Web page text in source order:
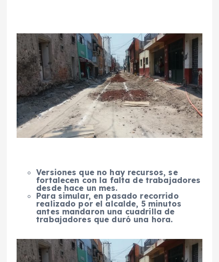
Versiones que no hay recursos, se
fortalecen con la falta de trabajadores
desde hace un mes.
Para simular, en pasado recorrido
realizado por el alcalde, 5 minutos
antes mandaron una cuadrilla de
trabajadores que duró una hora.